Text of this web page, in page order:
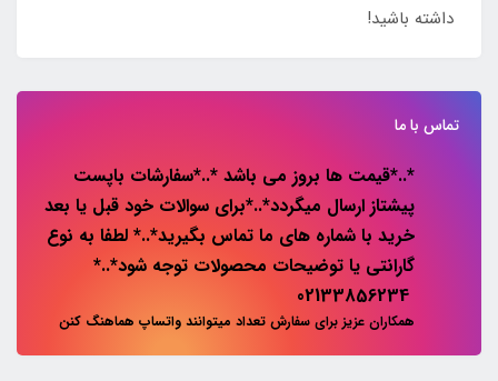
داشته باشید!
تماس با ما
*..*قیمت ها بروز می باشد *..*سفارشات باپست
پیشتاز ارسال میگردد*..*برای سوالات خود قبل یا بعد
خرید با شماره های ما تماس بگیرید*..* لطفا به نوع
گارانتی یا توضیحات محصولات توجه شود*..*
همکاران عزیز برای سفارش تعداد میتوانند واتساپ هماهنگ کنن